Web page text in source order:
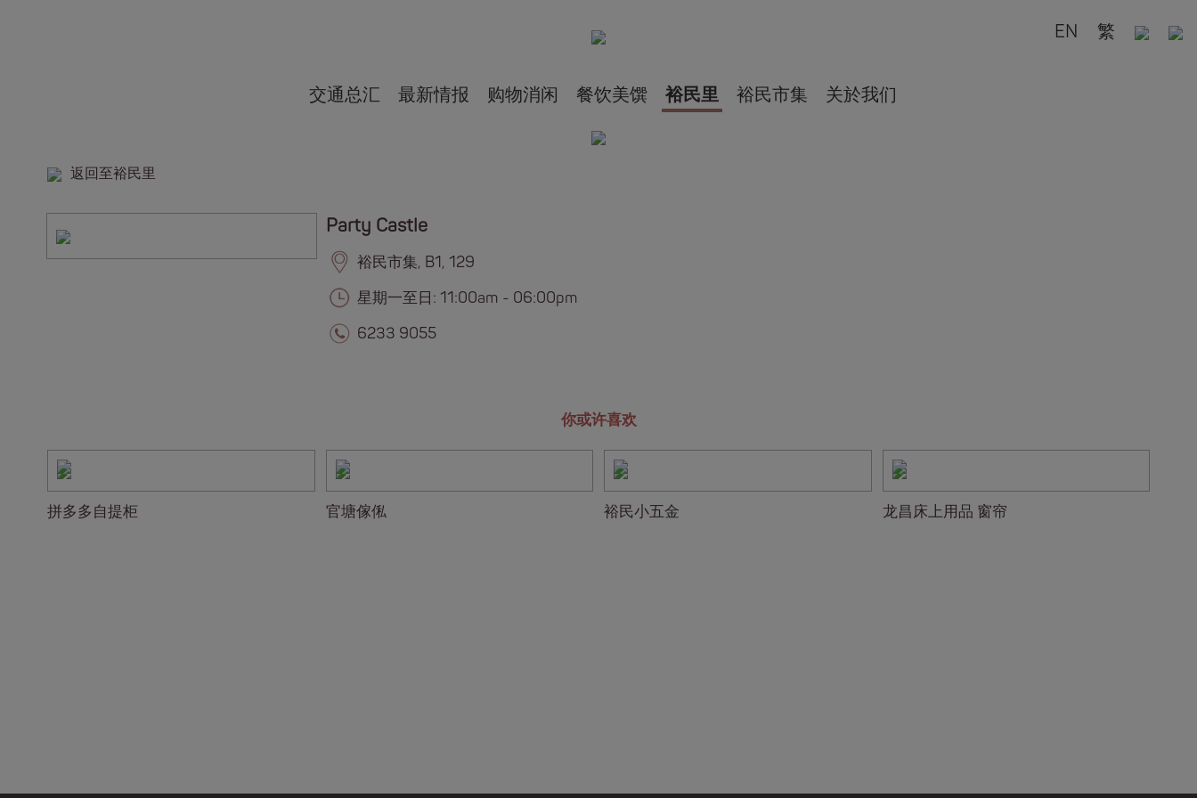
EN 繁
交通总汇 最新情报 购物消闲 餐饮美馔 裕民里 裕民市集 关於我们
返回至裕民里
Party Castle
裕民市集, B1, 129
星期一至日: 11:00am - 06:00pm
6233 9055
你或许喜欢
拼多多自提柜 官塘傢俬 裕民小五金 龙昌床上用品 窗帘